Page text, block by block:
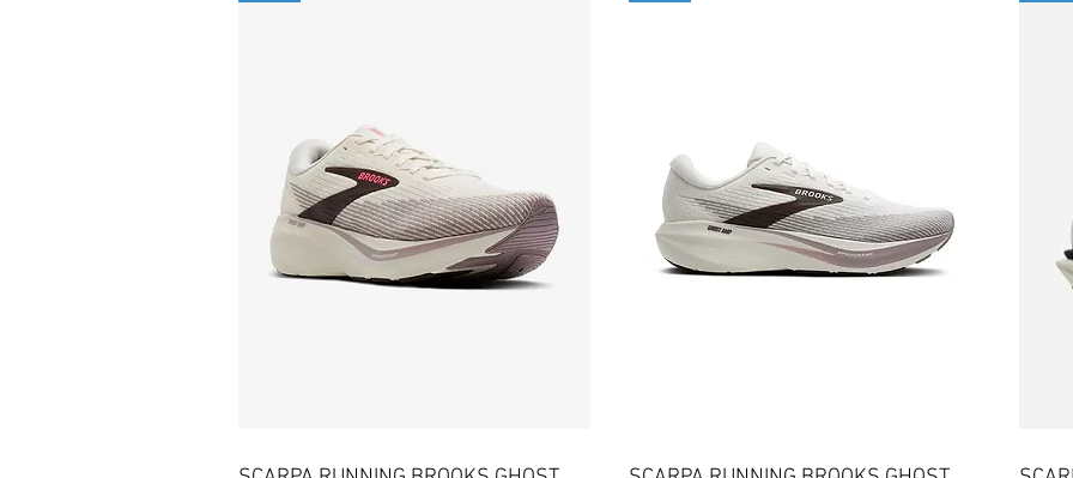
Vista rapida Vista rapida